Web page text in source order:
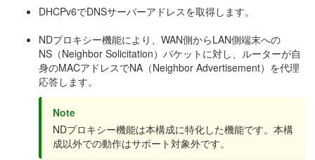
DHCPv6でDNSサーバーアドレスを取得します。
NDプロキシー機能により、WAN側からLAN側端末への
NS（Neighbor Solicitation）パケットに対し、ルーターが自
身のMACアドレスでNA（Neighbor Advertisement）を代理
応答します。
Note
NDプロキシー機能は本構成に特化した機能です。本構
成以外での動作はサポート対象外です。